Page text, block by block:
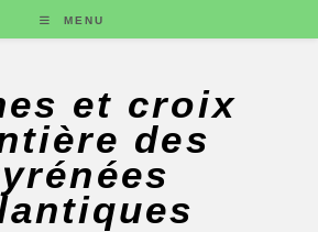
MENU
et croix
des